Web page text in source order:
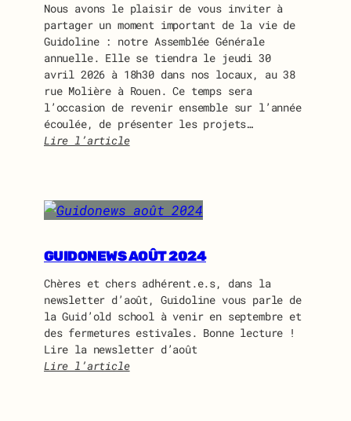
Nous avons le plaisir de vous inviter à
partager un moment important de la vie de
Guidoline : notre Assemblée Générale
annuelle. Elle se tiendra le jeudi 30
avril 2026 à 18h30 dans nos locaux, au 38
rue Molière à Rouen. Ce temps sera
l’occasion de revenir ensemble sur l’année
écoulée, de présenter les projets…
Lire l’article
s
e
b
é
e
G
é
n
é
GUIDONEWS AOÛT 2024
Chères et chers adhérent.e.s, dans la
newsletter d’août, Guidoline vous parle de
la Guid’old school à venir en septembre et
des fermetures estivales. Bonne lecture !
Lire la newsletter d’août
Lire l’article